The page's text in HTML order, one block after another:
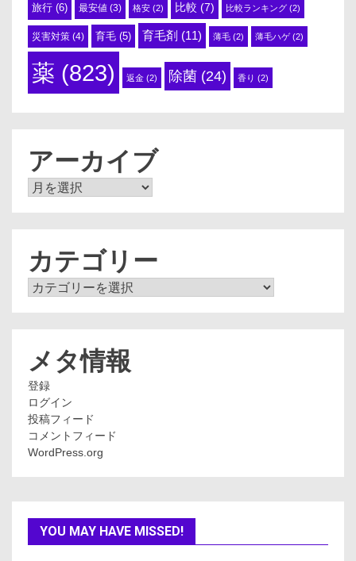
旅行 (6) 最安値 (3) 格安 (2) 比較 (7) 比較ランキング (2)
災害対策 (4) 育毛 (5) 育毛剤 (11) 薄毛 (2) 薄毛ハゲ(2)
薬 (823) 返金 (2) 除菌 (24) 香り (2)
アーカイブ
ア
カテゴリー
カ
メタ情報
登録
ログイン
投稿フィード
コメントフィード
WordPress.org
YOU MAY HAVE MISSED!